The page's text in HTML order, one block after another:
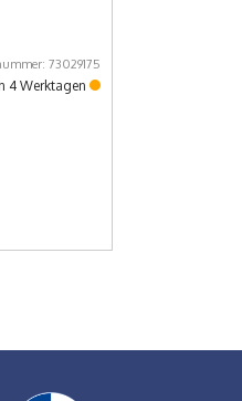
73029175
4 Werktagen